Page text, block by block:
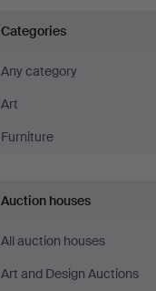
Auktionsverk
Hamburg
Categories
Any category
Art
Furniture
Auction houses
All auction houses
Art and Design Auctions